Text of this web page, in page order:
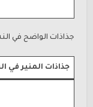
جذاذات الواضح في
جذاذات المنير